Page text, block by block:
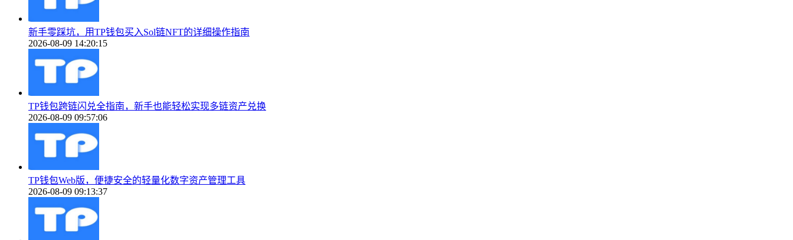
新手零踩坑，用TP钱包买入Sol链NFT的详细操作指南
2026-08-09 14:20:15
TP钱包跨链闪兑全指南，新手也能轻松实现多链资产兑换
2026-08-09 09:57:06
TP钱包Web版，便捷安全的轻量化数字资产管理工具
2026-08-09 09:13:37